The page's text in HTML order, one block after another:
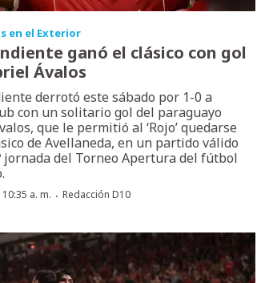
en el Exterior
ganó el clásico con gol
Ávalos
derrotó este sábado por 1-0 a
con un solitario gol del paraguayo
que le permitió al ‘Rojo’ quedarse
de Avellaneda, en un partido válido
jornada del Torneo Apertura del fútbol
a. m. ·Redacción D10